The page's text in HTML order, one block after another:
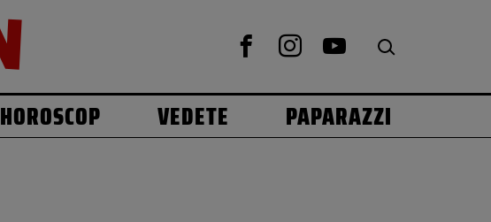
HOROSCOP VEDETE PAPARAZZI